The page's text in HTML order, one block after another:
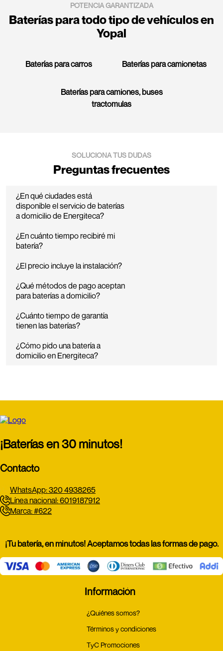
POTENCIA GARANTIZADA
Baterías para todo tipo de vehículos en
Yopal
Baterías para carros Baterías para camionetas
Baterías para camiones, buses
tractomulas
SOLUCIONA TUS DUDAS
Preguntas frecuentes
¿En qué ciudades está
disponible el servicio de baterías
a domicilio de Energiteca?
¿En cuánto tiempo recibiré mi
batería?
¿El precio incluye la instalación?
¿Qué métodos de pago aceptan
para baterías a domicilio?
¿Cuánto tiempo de garantía
tienen las baterías?
¿Cómo pido una batería a
domicilio en Energiteca?
¡Baterías en 30 minutos!
Contacto
WhatsApp: 320 4938265
Línea nacional: 6019187912
Marca: #622
¡Tu batería, en minutos! Aceptamos todas las formas de pago.
Información
¿Quiénes somos?
Términos y condiciones
TyC Promociones